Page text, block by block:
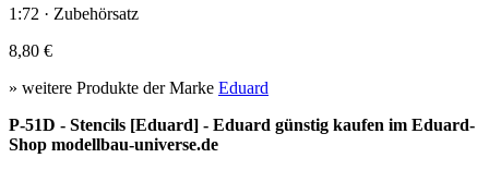
1:72 · Zubehörsatz
8,80 €
» weitere Produkte der Marke Eduard
P-51D - Stencils [Eduard] - Eduard günstig kaufen im Eduard-
Shop modellbau-universe.de